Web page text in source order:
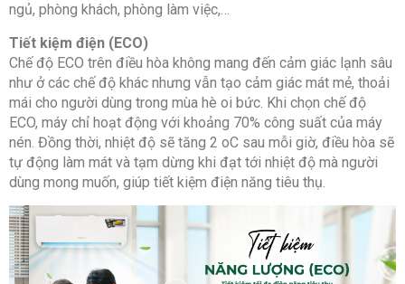
DÀN
LẠNH
Năng
suất
tách ẩm
L/h 1
Lưu
gió
600
ngủ, phòng khách, phòng làm việc,…
Tiết kiệm điện (ECO)
Chế độ ECO trên điều hòa không mang đến cảm giác lạnh sâu
như ở các chế độ khác nhưng vẫn tạo cảm giác mát mẻ, thoải
mái cho người dùng trong mùa hè oi bức. Khi chọn chế độ
ECO, máy chỉ hoạt động với khoảng 70% công suất của máy
nén. Đồng thời, nhiệt độ sẽ tăng 2 oC sau mỗi giờ, điều hòa sẽ
tự động làm mát và tạm dừng khi đạt tới nhiệt độ mà người
dùng mong muốn, giúp tiết kiệm điện năng tiêu thụ.